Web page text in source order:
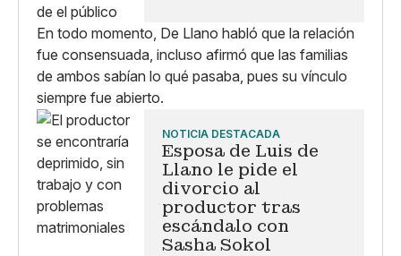
En todo momento, De Llano habló que la relación
fue consensuada, incluso afirmó que las familias
de ambos sabían lo qué pasaba, pues su vínculo
siempre fue abierto.
NOTICIA DESTACADA
Esposa de Luis de
Llano le pide el
divorcio al
productor tras
escándalo con
Sasha Sokol